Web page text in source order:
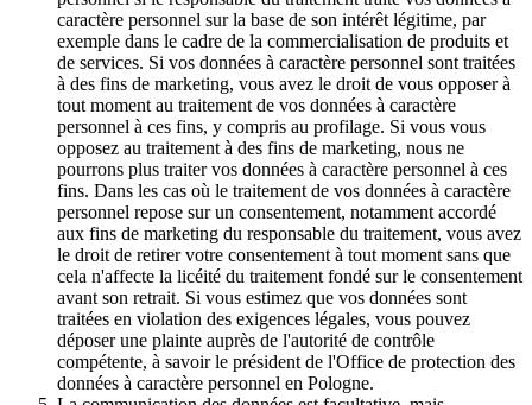
caractère personnel sur la base de son intérêt légitime, par
exemple dans le cadre de la commercialisation de produits et
de services. Si vos données à caractère personnel sont traitées
à des fins de marketing, vous avez le droit de vous opposer à
tout moment au traitement de vos données à caractère
personnel à ces fins, y compris au profilage. Si vous vous
opposez au traitement à des fins de marketing, nous ne
pourrons plus traiter vos données à caractère personnel à ces
fins. Dans les cas où le traitement de vos données à caractère
personnel repose sur un consentement, notamment accordé
aux fins de marketing du responsable du traitement, vous avez
le droit de retirer votre consentement à tout moment sans que
cela n'affecte la licéité du traitement fondé sur le consentement
avant son retrait. Si vous estimez que vos données sont
traitées en violation des exigences légales, vous pouvez
déposer une plainte auprès de l'autorité de contrôle
compétente, à savoir le président de l'Office de protection des
données à caractère personnel en Pologne.